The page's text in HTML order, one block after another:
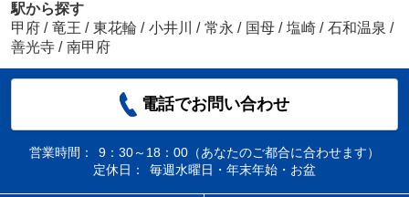
駅から探す
甲府 / 竜王 / 東花輪 / 小井川 / 常永 / 国母 / 塩崎 / 石和温泉 /
善光寺 / 南甲府
電話でお問い合わせ
営業時間：
9：30～18：00（あなたのご都合に合わせます）
定休日：
毎週水曜日・年末年始・お盆